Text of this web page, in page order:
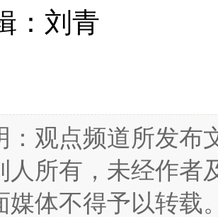
：刘青
：观点频道所发布
人所有，未经作者
媒体不得予以转载